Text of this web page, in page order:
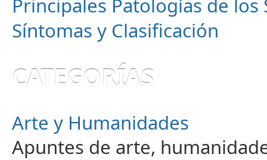
Principales Patologías de
Síntomas y Clasificación
CATEGORÍAS
Arte y Humanidades
Apuntes de arte,